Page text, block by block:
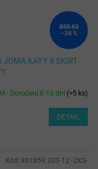
835 Kč
–34 %
KATY II SKIRT
- Doručení 8-13 dní(>5 ks)
DETAIL
Kód: 901859.203-12 -2XS-